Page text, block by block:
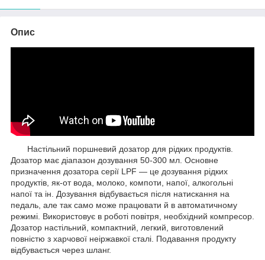
Опис
Настільний поршневий дозатор для рідких продуктів.
Дозатор має діапазон дозування 50-300 мл. Основне
призначення дозатора серії LPF — це дозування рідких
продуктів, як-от вода, молоко, компоти, напої, алкогольні
напої та ін. Дозування відбувається після натискання на
педаль, але так само може працювати й в автоматичному
режимі. Використовує в роботі повітря, необхідний компресор.
Дозатор настільний, компактний, легкий, виготовлений
повністю з харчової неіржавкої сталі. Подавання продукту
відбувається через шланг.